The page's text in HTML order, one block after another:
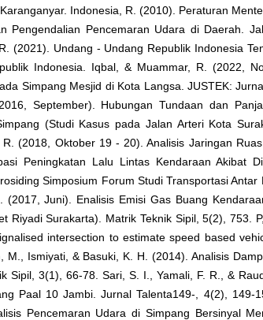
Indonesia, R. (2010). Peraturan
Pengendalian Pencemaran Udara di Daerah.
(2021). Undang - Undang Republik Indonesia
Indonesia. Iqbal, & Muammar, R. (2022,
Simpang Mesjid di Kota Langsa. JUSTEK:
September). Hubungan Tundaan dan
(Studi Kasus pada Jalan Arteri Kota
R. (2018, Oktober 19 - 20). Analisis Jaringan
Peningkatan Lalu Lintas Kendaraan Akibat
Simposium Forum Studi Transportasi
(2017, Juni). Enalisis Emisi Gas Buang
Riyadi Surakarta). Matrik Teknik Sipil, 5(2), 753.
intersection to estimate speed based
M., Ismiyati, & Basuki, K. H. (2014). Analisis
Sipil, 3(1), 66-78. Sari, S. I., Yamali, F. R., &
Paal 10 Jambi. Jurnal Talenta149-, 4(2),
Pencemaran Udara di Simpang Bersinyal